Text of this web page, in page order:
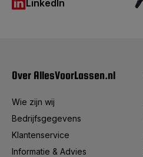
LinkedIn
Over AllesVoorLassen.nl
Wie zijn wij
Bedrijfsgegevens
Klantenservice
Informatie & Advies